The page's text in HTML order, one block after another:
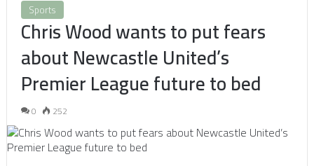
Sports
Chris Wood wants to put fears
about Newcastle United’s
Premier League future to bed
0 252